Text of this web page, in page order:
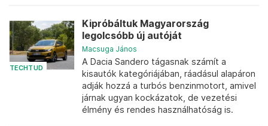
TECHTUD
Kipróbáltuk Magyarország
legolcsóbb új autóját
Macsuga János
A Dacia Sandero tágasnak számít a
kisautók kategóriájában, ráadásul alapáron
adják hozzá a turbós benzinmotort, amivel
járnak ugyan kockázatok, de vezetési
élmény és rendes használhatóság is.